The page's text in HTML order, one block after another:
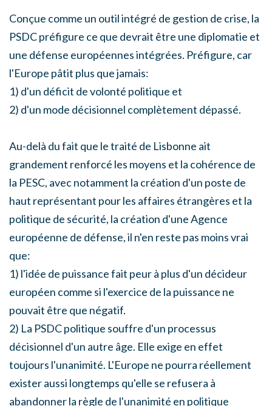
Conçue comme un outil intégré de gestion de crise, la
PSDC préfigure ce que devrait être une diplomatie et
une défense européennes intégrées. Préfigure, car
l'Europe pâtit plus que jamais:
1) d'un déficit de volonté politique et
2) d'un mode décisionnel complètement dépassé.
Au-delà du fait que le traité de Lisbonne ait
grandement renforcé les moyens et la cohérence de
la PESC, avec notamment la création d'un poste de
haut représentant pour les affaires étrangères et la
politique de sécurité, la création d'une Agence
européenne de défense, il n'en reste pas moins vrai
que:
1) l'idée de puissance fait peur à plus d'un décideur
européen comme si l'exercice de la puissance ne
pouvait être que négatif.
2) La PSDC politique souffre d'un processus
décisionnel d'un autre âge. Elle exige en effet
toujours l'unanimité. L'Europe ne pourra réellement
exister aussi longtemps qu'elle se refusera à
abandonner la règle de l'unanimité en politique